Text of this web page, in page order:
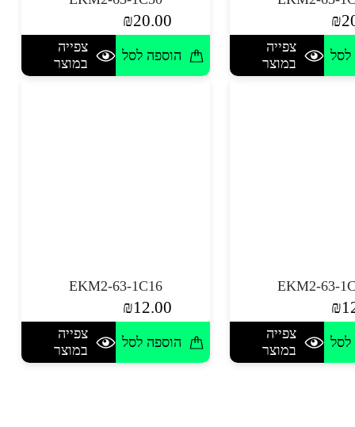
₪
לסל
צפייה
במוצר
₪20.00
הוספה לסל
צפייה
במוצר
EKM2-63-
₪
לסל
צפייה
במוצר
EKM2-63-1C16
₪12.00
הוספה לסל
צפייה
במוצר